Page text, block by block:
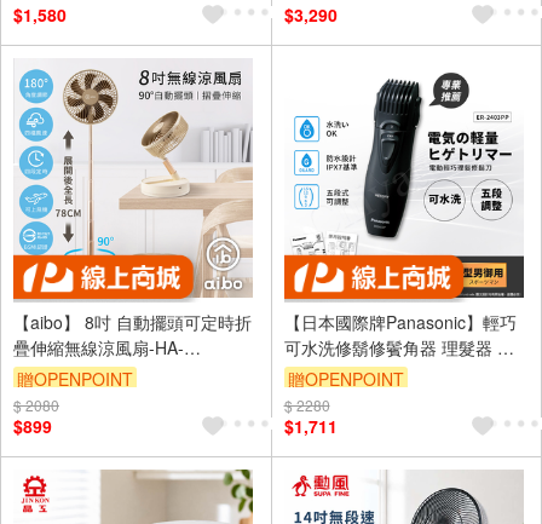
$1,580
$3,290
【aibo】 8吋 自動擺頭可定時折
疊伸縮無線涼風扇-HA-
FAN1143-BR-奶茶棕
贈OPENPOINT
$ 2080
$899
【日本國際牌Panasonic】輕巧
可水洗修鬍修鬢角器 理髮器 刮
鬍刀 電剪 ER2403
贈OPENPOINT
$ 2280
$1,711